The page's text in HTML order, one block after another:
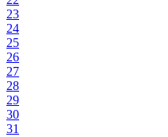
23
24
25
26
27
28
29
30
31